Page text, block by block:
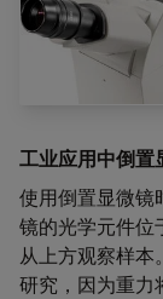
工业应用中倒置
使用倒置显微镜
镜的光学元件位
从上方观察样本
研究，因为重